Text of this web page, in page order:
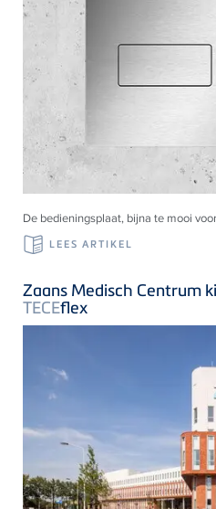
De bedieningsplaat, bijna te mooi
LEES ARTIKEL
Zaans Medisch Centrum
TECEflex